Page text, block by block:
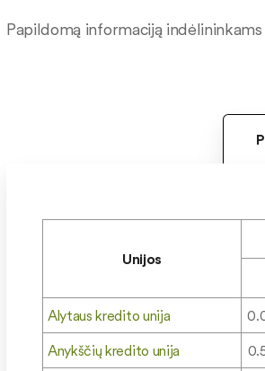
Papildomą informaciją indėlininkams
Unijos
Alytaus kredito unija
Anykščių kredito unija